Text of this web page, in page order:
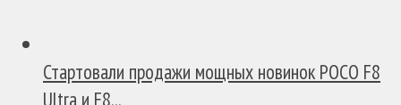
Стартовали продажи мощных новинок POCO F8
Ultra и F8...